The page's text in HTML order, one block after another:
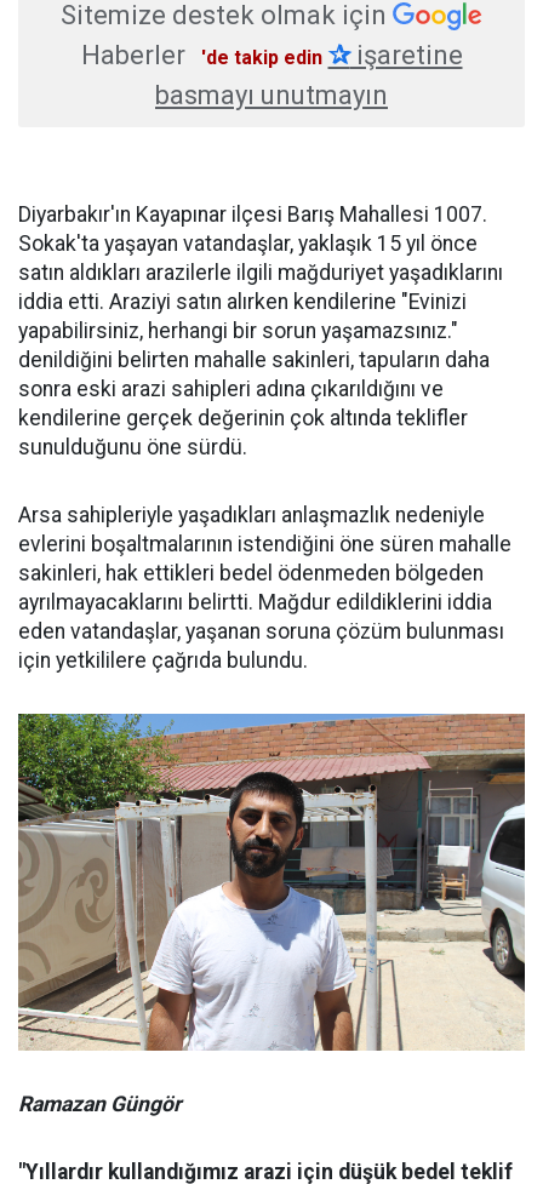
Sitemize destek olmak için
Haberler
'de takip edin ✰işaretine
basmayı unutmayın
Diyarbakır'ın Kayapınar ilçesi Barış Mahallesi 1007.
Sokak'ta yaşayan vatandaşlar, yaklaşık 15 yıl önce
satın aldıkları arazilerle ilgili mağduriyet yaşadıklarını
iddia etti. Araziyi satın alırken kendilerine "Evinizi
yapabilirsiniz, herhangi bir sorun yaşamazsınız."
denildiğini belirten mahalle sakinleri, tapuların daha
sonra eski arazi sahipleri adına çıkarıldığını ve
kendilerine gerçek değerinin çok altında teklifler
sunulduğunu öne sürdü.
Arsa sahipleriyle yaşadıkları anlaşmazlık nedeniyle
evlerini boşaltmalarının istendiğini öne süren mahalle
sakinleri, hak ettikleri bedel ödenmeden bölgeden
ayrılmayacaklarını belirtti. Mağdur edildiklerini iddia
eden vatandaşlar, yaşanan soruna çözüm bulunması
için yetkililere çağrıda bulundu.
Ramazan Güngör
"Yıllardır kullandığımız arazi için düşük bedel teklif